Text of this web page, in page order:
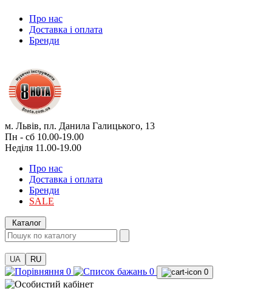
Про нас
Доставка і оплата
Бренди
м. Львів, пл. Данила Галицького, 13
Пн - сб 10.00-19.00
Неділя 11.00-19.00
Про нас
Доставка і оплата
Бренди
SALE
Каталог
UA RU
0 0 0